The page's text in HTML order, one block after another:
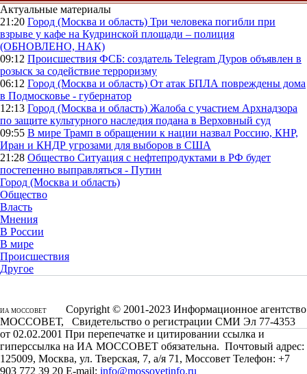
Актуальные материалы
21:20 Город (Москва и область) Три человека погибли при
взрыве у кафе на Кудринской площади – полиция
(ОБНОВЛЕНО, НАК)
09:12 Происшествия ФСБ: создатель Telegram Дуров объявлен в
розыск за содействие терроризму
06:12 Город (Москва и область) От атак БПЛА повреждены дома
в Подмосковье - губернатор
12:13 Город (Москва и область) Жалоба с участием Архнадзора
по защите культурного наследия подана в Верховный суд
09:55 В мире Трамп в обращении к нации назвал Россию, КНР,
Иран и КНДР угрозами для выборов в США
21:28 Общество Ситуация с нефтепродуктами в РФ будет
постепенно выправляться - Путин
Город (Москва и область)
Общество
Власть
Мнения
В России
В мире
Происшествия
Другое
ИА МОССОВЕТ
Copyright © 2001-2023 Информационное агентство
МОССОВЕТ, Свидетельство о регистрации СМИ Эл 77-4353
от 02.02.2001 При перепечатке и цитировании ссылка и
гиперссылка на ИА МОССОВЕТ обязательна. Почтовый адрес:
125009, Москва, ул. Тверская, 7, а/я 71, Моссовет Телефон: +7
903 772 39 20 E-mail: info@mossovetinfo.ru